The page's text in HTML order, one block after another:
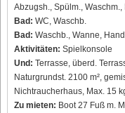
Abzugsh., Spülm., Waschm.,
Bad: WC, Waschb.
Bad: Waschb., Wanne,
Aktivitäten: Spielkonsole
Und: Terrasse, überd.
Naturgrundst. 2100 m²,
Nichtraucherhaus, Max. 15
Zu mieten: Boot 27 Fuß m.